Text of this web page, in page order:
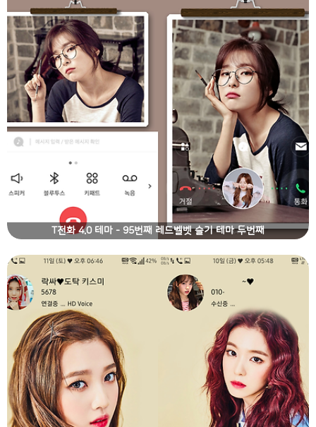
T전화 4.0 테마 - 95번째 레드벨벳 슬기 테마 두번째